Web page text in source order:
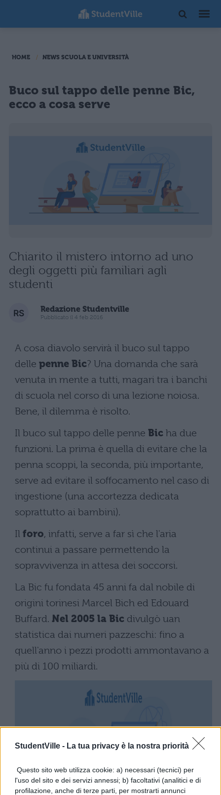
StudentVille - La tua privacy è la nostra priorità
Questo sito web utilizza cookie: a) necessari (tecnici) per
l'uso del sito e dei servizi annessi; b) facoltativi (analitici e di
profilazione, anche di terze parti, per mostrarti annunci
HOME NEWS SCUOLA E UNIVERSITÀ
Buco sul tappo delle penne Bic,
ecco a cosa serve
Chiarito il mistero intorno ad uno
degli oggetti più familiari agli
studenti
Redazione Studentville
Pubblicato il 4 feb 2016
A cosa diavolo servirà il buco sul tappo
delle penne Bic? Una domanda che sarà
venuta in mente a tutti, magari tra i banchi
di scuola nel corso di una lezione noiosa.
Bene, il dilemma è risolto.
Il buco sul tappo delle penne Bic ha due
funzioni. La prima è quella di evitare che la
penna scoppi, la seconda, più importante,
serve ad evitare il soffocamento nel caso di
ingestione (una accortezza dedicata
soprattutto ai bambini).
Il foro, infatti, serve a far sì che l'aria
continui a passare permettendo la
sopravvivenza in attesa dei soccorsi.
La Bic fu fondata 45 anni fa dal nobile di
origini torinesi Marcel Bich ed Edouard
Buffard. Nel 2005 la Bic divulgò uan
statistica dai numeri pazzeschi: fino a
quell'anno i pezzi prodotti ammontavano a
più di 100 miliardi.